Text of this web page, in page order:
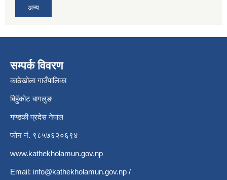
अन्य
सम्पर्क विवरण
काठेखोला गाउँपालिका
बिहुँकोट बागलुङ
गण्डकी प्रदेस नेपाल
फोन नं. ९८५७६२०६९४
www.kathekholamun.gov.np
Email: info@kathekholamun.gov.np /